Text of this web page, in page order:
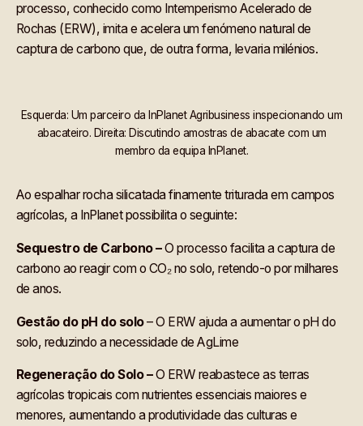
processo, conhecido como Intemperismo Acelerado de
Rochas (ERW), imita e acelera um fenómeno natural de
captura de carbono que, de outra forma, levaria milénios.
Esquerda: Um parceiro da InPlanet Agribusiness inspecionando um
abacateiro. Direita: Discutindo amostras de abacate com um
membro da equipa InPlanet.
Ao espalhar rocha silicatada finamente triturada em campos
agrícolas, a InPlanet possibilita o seguinte:
Sequestro de Carbono –O processo facilita a captura de
carbono ao reagir com o CO₂ no solo, retendo-o por milhares
de anos.
Gestão do pH do solo– O ERW ajuda a aumentar o pH do
solo, reduzindo a necessidade de AgLime
Regeneração do Solo –O ERW reabastece as terras
agrícolas tropicais com nutrientes essenciais maiores e
menores, aumentando a produtividade das culturas e